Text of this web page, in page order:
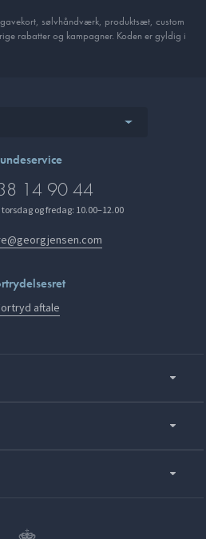
sølvhåndværk, produktsæt, custom
rabatter og kampagner. Koden er gyldig i
14 90 44
og fredag: 10.00–12.00
aftale